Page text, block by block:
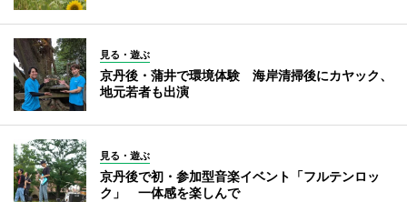
見る・遊ぶ
京丹後・蒲井で環境体験 海岸清掃後にカヤック、
地元若者も出演
見る・遊ぶ
京丹後で初・参加型音楽イベント「フルテンロッ
ク」 一体感を楽しんで